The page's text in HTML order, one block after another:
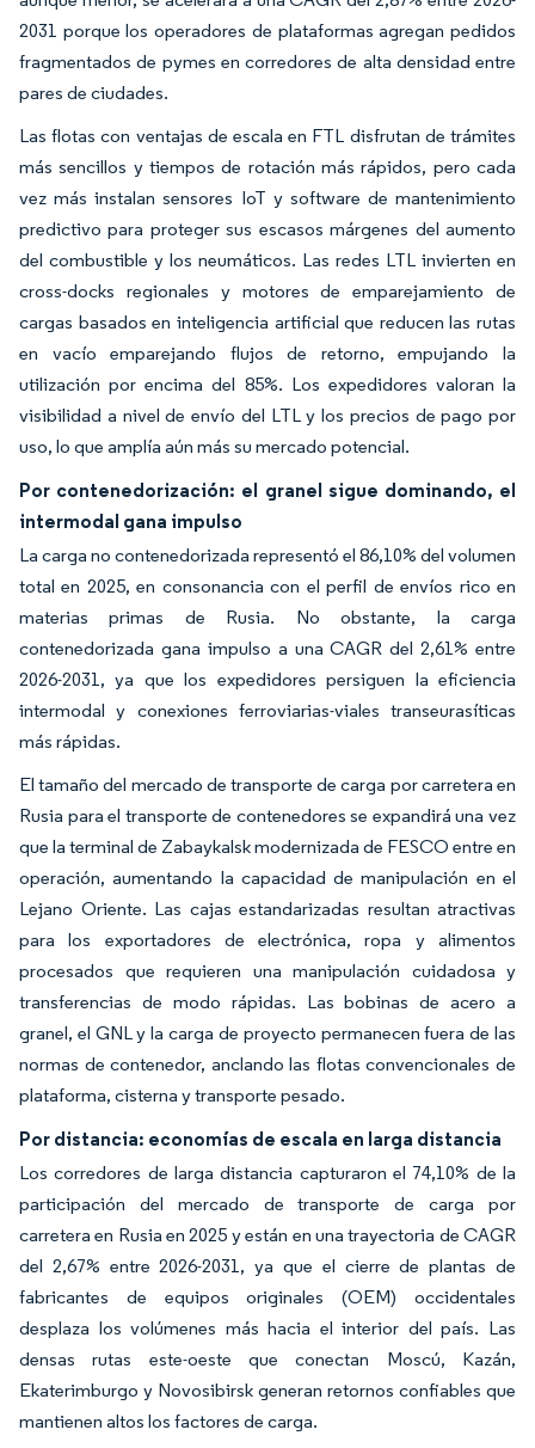
2031 porque los operadores de plataformas agregan pedidos
fragmentados de pymes en corredores de alta densidad entre
pares de ciudades.
Las flotas con ventajas de escala en FTL disfrutan de trámites
más sencillos y tiempos de rotación más rápidos, pero cada
vez más instalan sensores IoT y software de mantenimiento
predictivo para proteger sus escasos márgenes del aumento
del combustible y los neumáticos. Las redes LTL invierten en
cross-docks regionales y motores de emparejamiento de
cargas basados en inteligencia artificial que reducen las rutas
en vacío emparejando flujos de retorno, empujando la
utilización por encima del 85%. Los expedidores valoran la
visibilidad a nivel de envío del LTL y los precios de pago por
uso, lo que amplía aún más su mercado potencial.
Por contenedorización: el granel sigue dominando, el
intermodal gana impulso
La carga no contenedorizada representó el 86,10% del volumen
total en 2025, en consonancia con el perfil de envíos rico en
materias primas de Rusia. No obstante, la carga
contenedorizada gana impulso a una CAGR del 2,61% entre
2026-2031, ya que los expedidores persiguen la eficiencia
intermodal y conexiones ferroviarias-viales transeurasíticas
más rápidas.
El tamaño del mercado de transporte de carga por carretera en
Rusia para el transporte de contenedores se expandirá una vez
que la terminal de Zabaykalsk modernizada de FESCO entre en
operación, aumentando la capacidad de manipulación en el
Lejano Oriente. Las cajas estandarizadas resultan atractivas
para los exportadores de electrónica, ropa y alimentos
procesados que requieren una manipulación cuidadosa y
transferencias de modo rápidas. Las bobinas de acero a
granel, el GNL y la carga de proyecto permanecen fuera de las
normas de contenedor, anclando las flotas convencionales de
plataforma, cisterna y transporte pesado.
Por distancia: economías de escala en larga distancia
Los corredores de larga distancia capturaron el 74,10% de la
participación del mercado de transporte de carga por
carretera en Rusia en 2025 y están en una trayectoria de CAGR
del 2,67% entre 2026-2031, ya que el cierre de plantas de
fabricantes de equipos originales (OEM) occidentales
desplaza los volúmenes más hacia el interior del país. Las
densas rutas este-oeste que conectan Moscú, Kazán,
Ekaterimburgo y Novosibirsk generan retornos confiables que
mantienen altos los factores de carga.